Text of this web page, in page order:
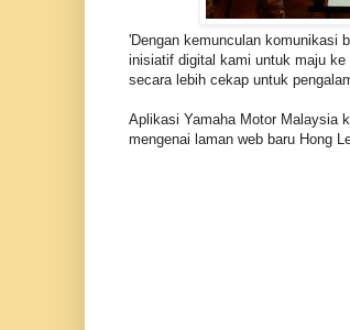
'Dengan kemunculan komunikasi
inisiatif digital kami untuk maju
secara lebih cekap untuk
Aplikasi Yamaha Motor Malaysia
mengenai laman web baru Hong